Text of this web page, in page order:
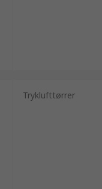
Tryklufttørrer